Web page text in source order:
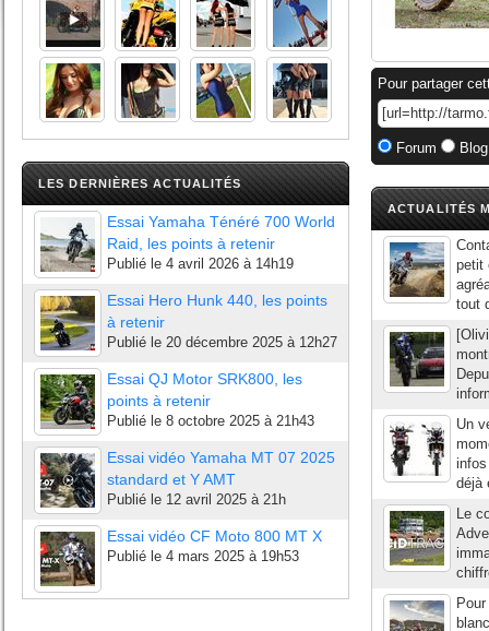
LES DERNIÈRES ACTUALITÉS
Essai Yamaha Ténéré 700 World
Raid, les points à retenir
Publié le 4 avril 2026 à 14h19
Essai Hero Hunk 440, les points
à retenir
Publié le 20 décembre 2025 à 12h27
Essai QJ Motor SRK800, les
points à retenir
Publié le 8 octobre 2025 à 21h43
Essai vidéo Yamaha MT 07 2025
standard et Y AMT
Publié le 12 avril 2025 à 21h
Essai vidéo CF Moto 800 MT X
Publié le 4 mars 2025 à 19h53
Pour partager
Forum
ACTUALITÉS
petit
tout
Un
déjà
Le